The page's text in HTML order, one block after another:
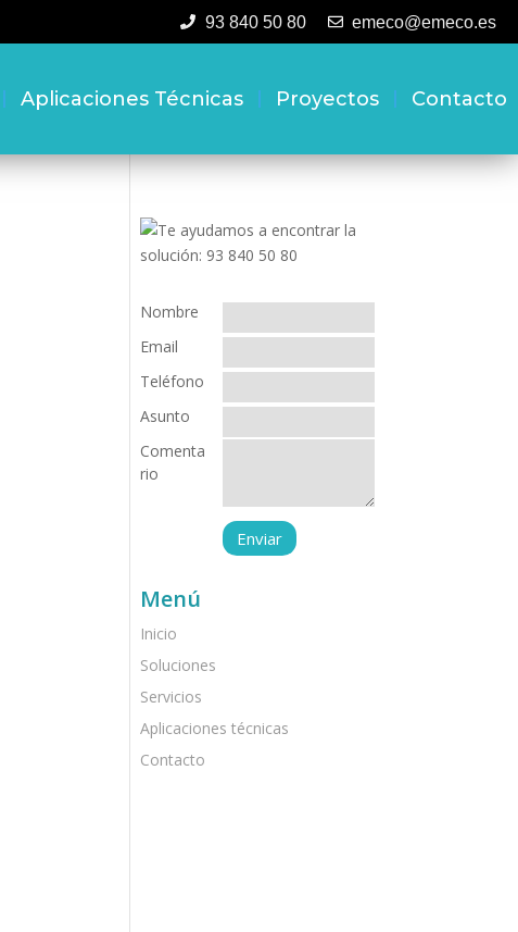
93 840 50 80 emeco@emeco.es
Aplicaciones Técnicas Proyectos Contacto
Nombre
Email
Teléfono
Asunto
Comenta
rio
Menú
Inicio
Soluciones
Servicios
Aplicaciones técnicas
Contacto